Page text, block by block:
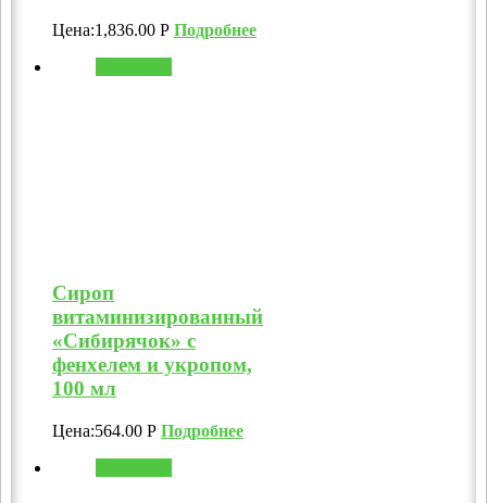
Цена:1,836.00 Р Подробнее
Сироп
витаминизированный
«Сибирячок» с
фенхелем и укропом,
100 мл
Цена:564.00 Р Подробнее